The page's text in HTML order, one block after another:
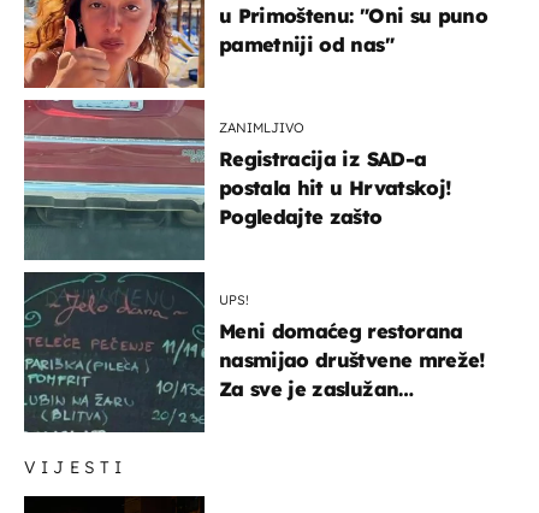
VIJESTI
u Primoštenu: "Oni su puno
pametniji od nas"
ZANIMLJIVO
Registracija iz SAD-a
postala hit u Hrvatskoj!
Pogledajte zašto
UPS!
Meni domaćeg restorana
nasmijao društvene mreže!
Za sve je zaslužan